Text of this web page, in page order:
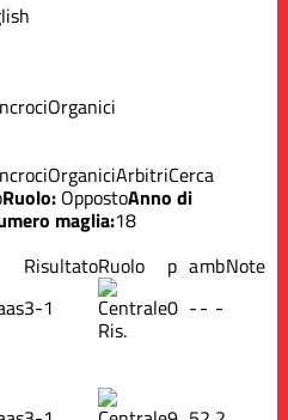
Organici
OrganiciArbitriCerca
Ruolo: OppostoAnno di
maglia:18
RisultatoRuolo p ambNote
3-1
Ris.
0 -- -